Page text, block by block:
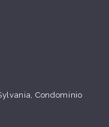
Condominio